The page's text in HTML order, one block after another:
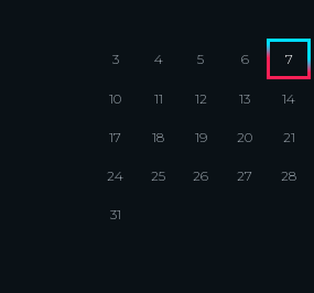
3 4 5 6 7
10 11 12 13 14
17 18 19 20 21
24 25 26 27 28
31